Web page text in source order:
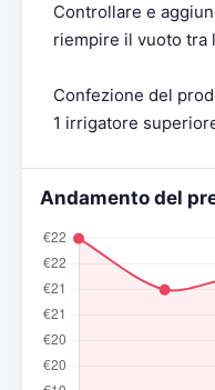
Controllare e
riempire il vuoto tra
Confezione del
1 irrigatore
Andamento del